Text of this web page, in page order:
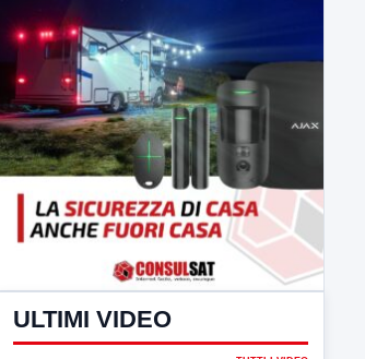
ULTIMI VIDEO
TUTTI I VIDEO